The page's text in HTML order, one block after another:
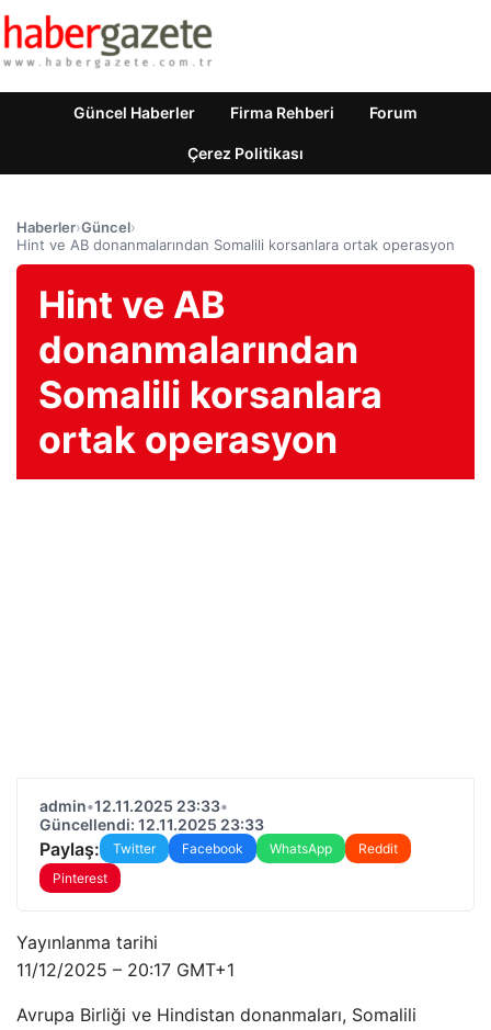
Güncel Haberler Firma Rehberi Forum
Çerez Politikası
Haberler›Güncel›
Hint ve AB donanmalarından Somalili korsanlara ortak operasyon
Hint ve AB
donanmalarından
Somalili korsanlara
ortak operasyon
admin•12.11.2025 23:33•
Güncellendi: 12.11.2025 23:33
Paylaş: Twitter Facebook WhatsApp
Reddit
Pinterest
Yayınlanma tarihi
11/12/2025 – 20:17 GMT+1
Avrupa Birliği ve Hindistan donanmaları, Somalili